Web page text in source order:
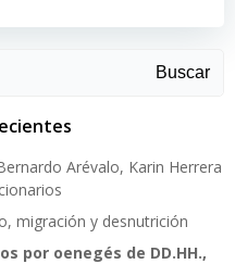
Buscar
Arévalo, Karin Herrera
migración y desnutrición
por oenegés de DD.HH.,